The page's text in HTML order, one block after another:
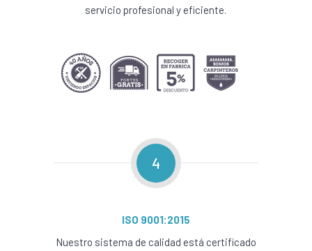
servicio profesional y eficiente.
4
ISO 9001:2015
Nuestro sistema de calidad está certificado